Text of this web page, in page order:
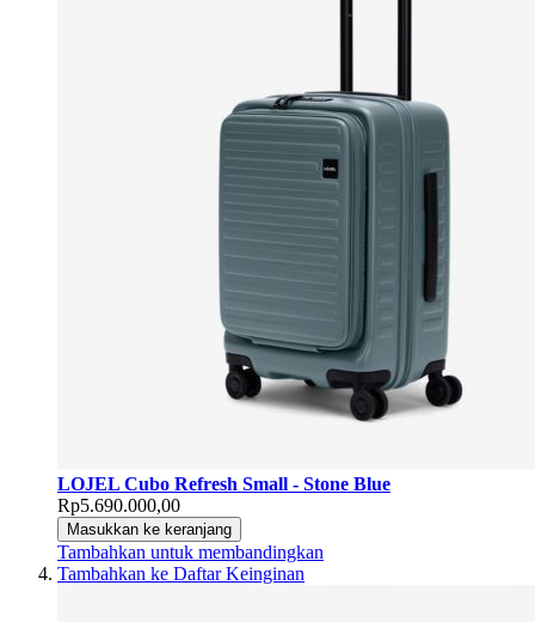
LOJEL Cubo Refresh Small - Stone Blue
Rp5.690.000,00
Masukkan ke keranjang
Tambahkan untuk membandingkan
Tambahkan ke Daftar Keinginan